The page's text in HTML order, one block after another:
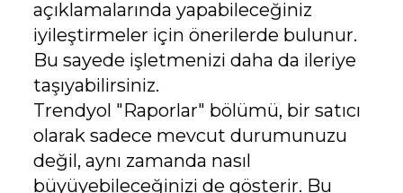
açıklamalarında yapabileceğiniz
iyileştirmeler için önerilerde bulunur.
Bu sayede işletmenizi daha da ileriye
taşıyabilirsiniz.
Trendyol "Raporlar" bölümü, bir satıcı
olarak sadece mevcut durumunuzu
değil, aynı zamanda nasıl
büyüyebileceğinizi de gösterir. Bu